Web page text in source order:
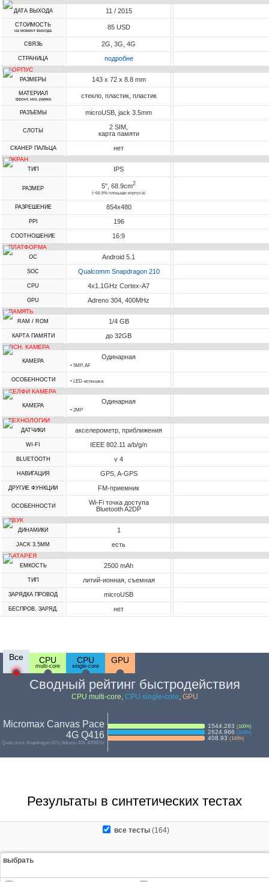
ДАТА ВЫХОДА 11 / 2015
СТОИМОСТЬ
на момент выхода 85 USD
СВЯЗЬ 2G, 3G, 4G
СТРАНИЦА подробне
КОРПУС
РАЗМЕРЫ 143 x 72 x 8.8 mm
МАТЕРИАЛ
фронт, низ, рамка стекло, пластик, пластик
РАЗЪЕМЫ microUSB, jack 3.5mm
СЛОТЫ
2 SIM,
карта памяти
СКАНЕР ПАЛЬЦА нет
ЭКРАН
ТИП IPS
РАЗМЕР 5", 68.9cm2
(~66.9% площади корпуса)
РАЗРЕШЕНИЕ 854x480
PPI 196
СООТНОШЕНИЕ 16:9
ПЛАТФОРМА
ОС Android 5.1
SOC Qualcomm Snapdragon 210
CPU 4x1.1GHz Cortex-A7
GPU Adreno 304, 400MHz
ПАМЯТЬ
RAM / ROM 1/4 GB
КАРТА ПАМЯТИ до 32GB
ОСН. КАМЕРА
КАМЕРА
Одинарная
• 5MP, AF
ОСОБЕННОСТИ • LED-вспышка
СЕЛФИ КАМЕРА
КАМЕРА
Одинарная
• 2MP
ТЕХНОЛОГИИ
ДАТЧИКИ акселерометр, приближения
WI-FI IEEE 802.11 a/b/g/n
BLUETOOTH v 4
НАВИГАЦИЯ GPS, A-GPS
ДРУГИЕ ФУНКЦИИ FM-приемник
ОСОБЕННОСТИ
Wi-Fi точка доступа
Bluetooth A2DP
ЗВУК
ДИНАМИКИ 1
JACK 3.5MM есть
БАТАРЕЯ
ЕМКОСТЬ 2500 mAh
ТИП литий-ионная, съемная
ЗАРЯДКА ПРОВОД microUSB
БЕСПРОВ. ЗАРЯД. нет
Все CPU
multi-core
CPU
single-core
GPU
Сводный рейтинг быстродействия
CPU multi-core, CPU single-core, GPU
Micromax Canvas Pace
4G Q416
Qualcomm Snapdragon 210 | Adreno 304, 400MHz
1544.283 (100%)
2624.966 (100%)
408.93 (100%)
Результаты в синтетических тестах
все тесты(164)
выбрать